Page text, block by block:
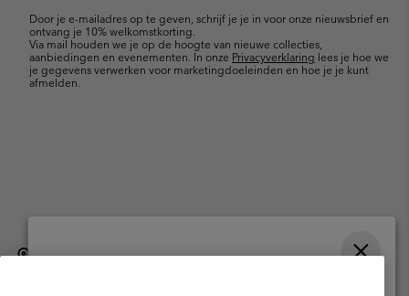
Door je e-mailadres op te geven, schrijf je je in voor onze nieuwsbrief en
ontvang je 10% welkomstkorting.
Via mail houden we je op de hoogte van nieuwe collecties,
aanbiedingen en evenementen. In onze Privacyverklaring lees je hoe we
je gegevens verwerken voor marketingdoeleinden en hoe je je kunt
afmelden.
België (Nederlands) | English ›| français ›